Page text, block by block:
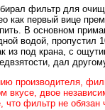
фильтр для
как первый вице
В основном
водой,
из под крана, с
дал
производителя,
вкусе, двое
что фильтр не обязан